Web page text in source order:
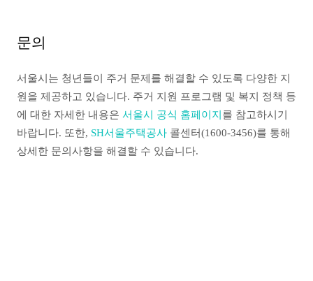
문의
서울시는 청년들이 주거 문제를 해결할 수 있도록 다양한 지
원을 제공하고 있습니다. 주거 지원 프로그램 및 복지 정책 등
에 대한 자세한 내용은 서울시 공식 홈페이지 를 참고하시기
바랍니다. 또한, SH서울주택공사 콜센터(1600-3456)를 통해
상세한 문의사항을 해결할 수 있습니다.